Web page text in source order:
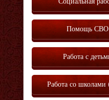
Помощь СВО
Работа с
Работа со